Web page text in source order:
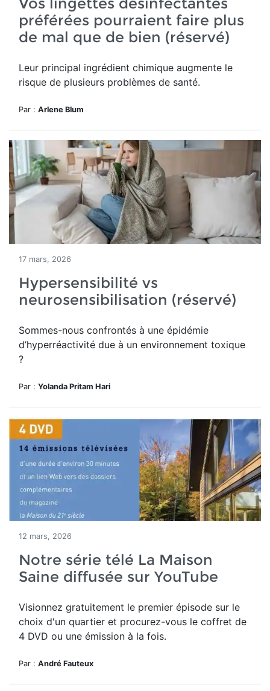
préférées pourraient faire plus
de mal que de bien (réservé)
Leur principal ingrédient chimique augmente le
risque de plusieurs problèmes de santé.
Par : Arlene Blum
17 mars, 2026
Hypersensibilité vs
neurosensibilisation (réservé)
Sommes-nous confrontés à une épidémie
d’hyperréactivité due à un environnement toxique
?
Par : Yolanda Pritam Hari
12 mars, 2026
Notre série télé La Maison
Saine diffusée sur YouTube
Visionnez gratuitement le premier épisode sur le
choix d'un quartier et procurez-vous le coffret de
4 DVD ou une émission à la fois.
Par : André Fauteux